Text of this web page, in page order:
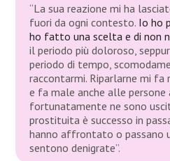
“La sua reazione mi ha
fuori da ogni contesto. Io ho
ho fatto una scelta e di non
il periodo più doloroso,
periodo di tempo,
raccontarmi. Riparlarne mi fa
e fa male anche alle persone
fortunatamente ne sono
prostituita è successo in
hanno affrontato o passano
sentono denigrate”.